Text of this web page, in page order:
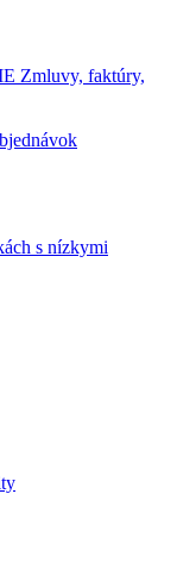
Zmluvy, faktúry,
s nízkymi